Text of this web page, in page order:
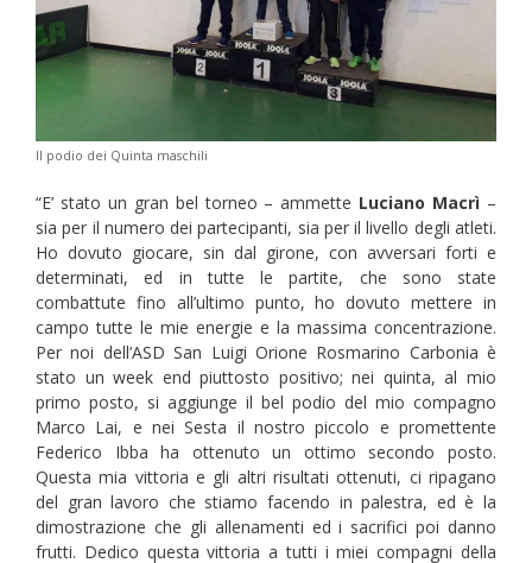
Il podio dei Quinta maschili
“E’ stato un gran bel torneo – ammette Luciano Macrì –
sia per il numero dei partecipanti, sia per il livello degli atleti.
Ho dovuto giocare, sin dal girone, con avversari forti e
determinati, ed in tutte le partite, che sono state
combattute fino all’ultimo punto, ho dovuto mettere in
campo tutte le mie energie e la massima concentrazione.
Per noi dell’ASD San Luigi Orione Rosmarino Carbonia è
stato un week end piuttosto positivo; nei quinta, al mio
primo posto, si aggiunge il bel podio del mio compagno
Marco Lai, e nei Sesta il nostro piccolo e promettente
Federico Ibba ha ottenuto un ottimo secondo posto.
Questa mia vittoria e gli altri risultati ottenuti, ci ripagano
del gran lavoro che stiamo facendo in palestra, ed è la
dimostrazione che gli allenamenti ed i sacrifici poi danno
frutti. Dedico questa vittoria a tutti i miei compagni della